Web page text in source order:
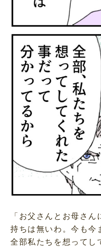
「お父さんとお母さ
持ちは無いわ。今も今
全部私たちを想ってし